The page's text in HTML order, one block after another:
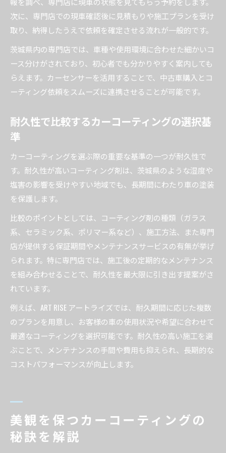
次に、専門店での現車確認後に見積もりや施工プランを受け
取り、納得したうえで依頼を確定させる流れが一般的です。
茨城県内の専門店では、車種や使用環境に合わせた細かいコ
ース分けがされており、初心者でも分かりやすく案内しても
らえます。カーセンサーを活用することで、中古車購入とコ
ーティング依頼をスムーズに連携させることが可能です。
耐久性で比較するカーコーティングの選択基
準
カーコーティングを選ぶ際の重要な基準の一つが耐久性で
す。耐久性が高いコーティング剤は、茨城県のような湿度や
塩害の影響を受けやすい地域でも、長期間にわたり車の塗装
を保護します。
比較のポイントとしては、コーティング剤の種類（ガラス
系、セラミック系、ポリマー系など）、施工方法、また専門
店が提供する保証期間やメンテナンスサービスの有無が挙げ
られます。特に専門店では、施工後の定期的なメンテナンス
を組み合わせることで、耐久性を最大限に引き出す提案がさ
れています。
例えば、ART RISE アートライズでは、耐久期間に応じた複数
のプランを用意し、お客様の車の使用状況や希望に合わせて
最適なコーティングを選択可能です。耐久性の高い施工を選
ぶことで、メンテナンスの手間や費用も抑えられ、長期的な
コストパフォーマンスが向上します。
美観を保つカーコーティングの
秘訣を解説